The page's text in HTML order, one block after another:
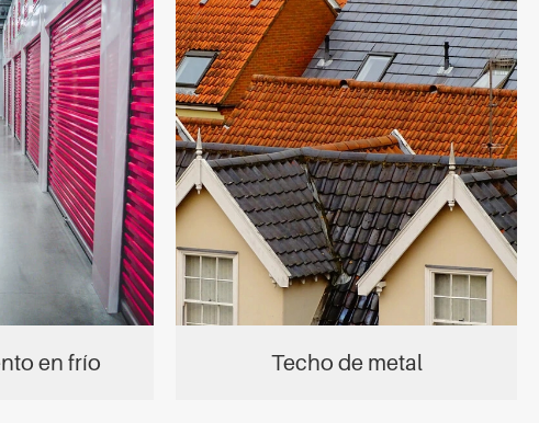
en frío Techo de metal